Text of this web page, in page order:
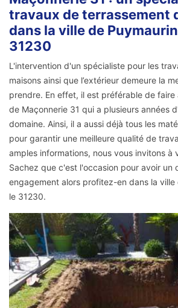
travaux de terrassement
dans la ville de
31230
L'intervention d'un spécialiste pour les
maisons ainsi que l’extérieur demeure la
prendre. En effet, il est préférable de
de Maçonnerie 31 qui a plusieurs années
domaine. Ainsi, il a aussi déjà tous les
pour garantir une meilleure qualité de
amples informations, nous vous invitons à
Sachez que c'est l'occasion pour avoir un
engagement alors profitez-en dans la ville
le 31230.